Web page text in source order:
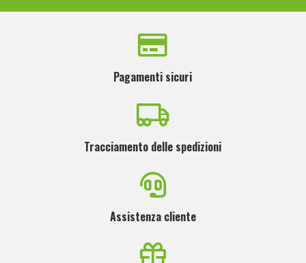
Pagamenti sicuri
Tracciamento delle spedizioni
Assistenza cliente